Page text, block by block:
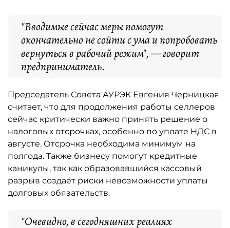
"Вводимые сейчас меры помогут
окончательно не сойти с ума и попробовать
вернуться в рабочий режим", — говорит
предприниматель.
Председатель Совета АУРЭК Евгения Черницкая
считает, что для продолжения работы селлеров
сейчас критически важно принять решение о
налоговых отсрочках, особенно по уплате НДС в
августе. Отсрочка необходима минимум на
полгода. Также бизнесу помогут кредитные
каникулы, так как образовавшийся кассовый
разрыв создаёт риски невозможности уплаты
долговых обязательств.
"Очевидно, в сегодняшних реалиях